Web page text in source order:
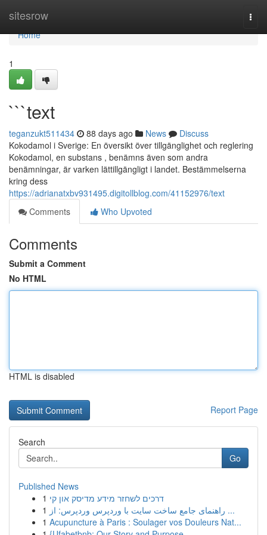
sitesrow
Home
Home
1
```text
teganzukt511434 88 days ago News
Discuss
Kokodamol i Sverige: En översikt över tillgänglighet och reglering
Kokodamol, en substans , benämns även som andra
benämningar, är varken lättillgängligt i landet. Bestämmelserna
kring dess
https://adrianatxbv931495.digitollblog.com/41152976/text
Comments
Who Upvoted
Comments
Submit a Comment
No HTML
HTML is disabled
Report Page
Search
Go
Published News
1 דרכים לשחזר מידע מדיסק און קי
1
راهنمای جامع ساخت سایت با وردپرس وردپرس: از ...
1 Acupuncture à Paris : Soulager vos Douleurs Nat...